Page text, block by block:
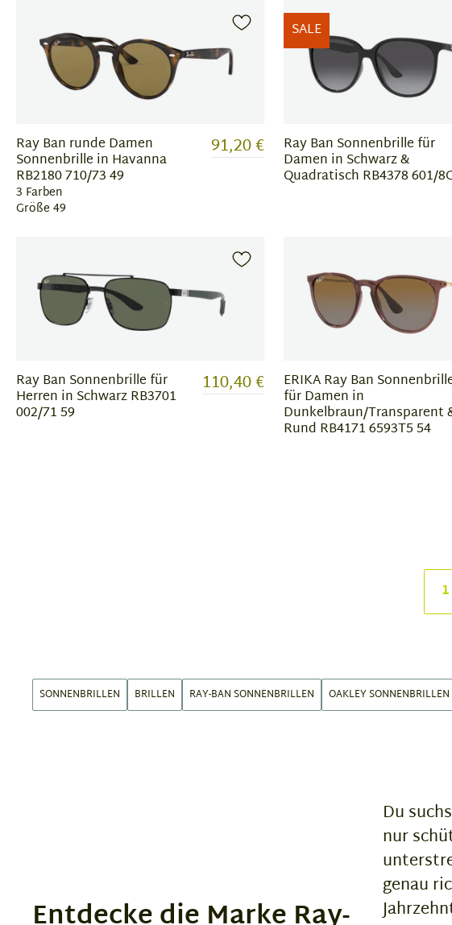
Ray Ban runde Damen
Sonnenbrille in Havanna
RB2180 710/73 49
3 Farben
Größe 49
91,20 €
SALE
Ray Ban Sonnenbrille für
Damen in Schwarz &
Quadratisch RB4378 601/
Ray Ban Sonnenbrille für
Herren in Schwarz RB3701
002/71 59
110,40 € ERIKA Ray Ban
für Damen in
Dunkelbraun/Transparent
Rund RB4171 6593T5 54
1
SONNENBRILLEN BRILLEN RAY-BAN SONNENBRILLEN OAKLEY SONNENBRILLEN
Du
nur
genau